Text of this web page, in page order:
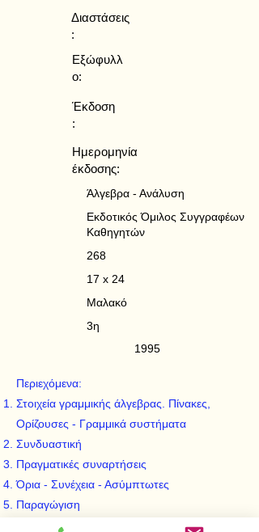
Διαστάσεις
:
Εξώφυλλ
ο:
Έκδοση
:
Ημερομηνία
έκδοσης:
Άλγεβρα - Ανάλυση
Εκδοτικός Όμιλος Συγγραφέων
Καθηγητών
268
17 x 24
Μαλακό
3η
1995
Περιεχόμενα:
Στοιχεία γραμμικής άλγεβρας. Πίνακες,
Ορίζουσες - Γραμμικά συστήματα
Συνδυαστική
Πραγματικές συναρτήσεις
Όρια - Συνέχεια - Ασύμπτωτες
Παραγώγιση
Πραγματικές συναρτήσεις πολλών